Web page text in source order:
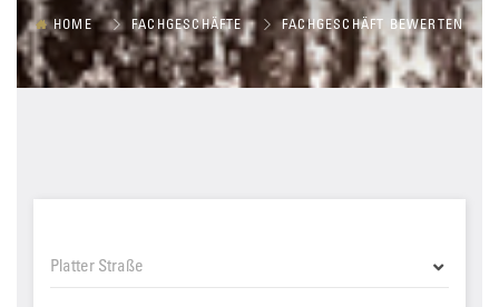
HOME FACHGESCHÄFTE FACHGESCHÄFT BEWERTEN